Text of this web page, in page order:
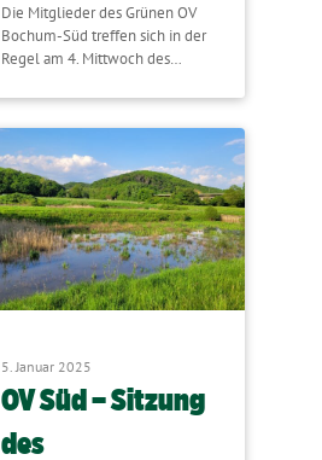
Die Mitglieder des Grünen OV
Bochum-Süd treffen sich in der
Regel am 4. Mittwoch des…
5. Januar 2025
OV Süd – Sitzung
des